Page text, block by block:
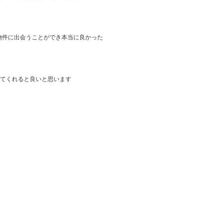
に出会うことができ本当に良かった
くれると良いと思います